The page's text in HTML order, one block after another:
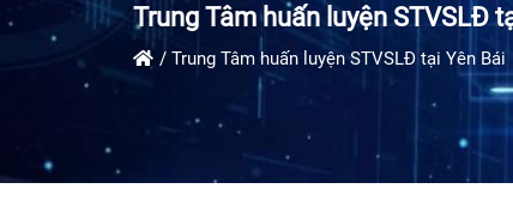
Trung Tâm huấn luyện STVSLĐ
Trung Tâm huấn luyện STVSLĐ tại Yên Bái